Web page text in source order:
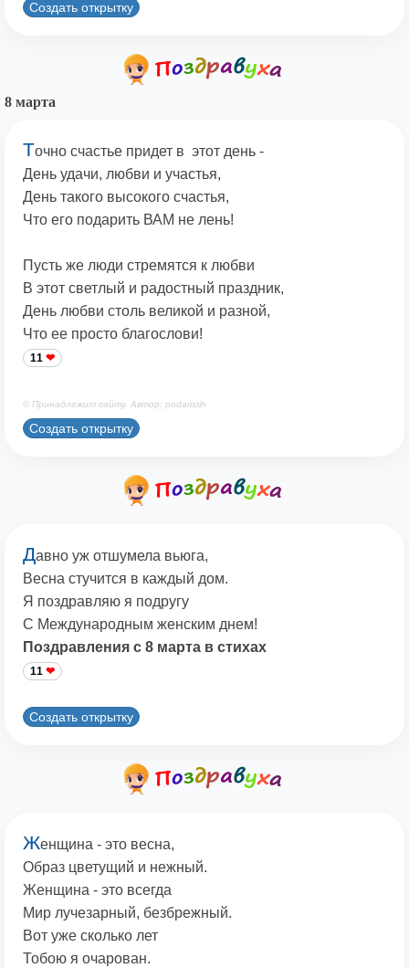
Создать открытку
8 марта
Точно счастье придет в этот день -
День удачи, любви и участья,
День такого высокого счастья,
Что его подарить ВАМ не лень!
Пусть же люди стремятся к любви
В этот светлый и радостный праздник,
День любви столь великой и разной,
Что ее просто благослови!
11
© Принадлежит сайту. Автор: podaristih
Создать открытку
Давно уж отшумела вьюга,
Весна стучится в каждый дом.
Я поздравляю я подругу
С Международным женским днем!
Поздравления с 8 марта в стихах
11
Создать открытку
Женщина - это весна,
Образ цветущий и нежный.
Женщина - это всегда
Мир лучезарный, безбрежный.
Вот уже сколько лет
Тобою я очарован.